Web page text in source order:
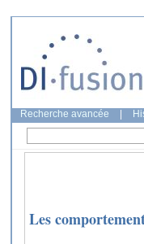
Recherche avancée
Les